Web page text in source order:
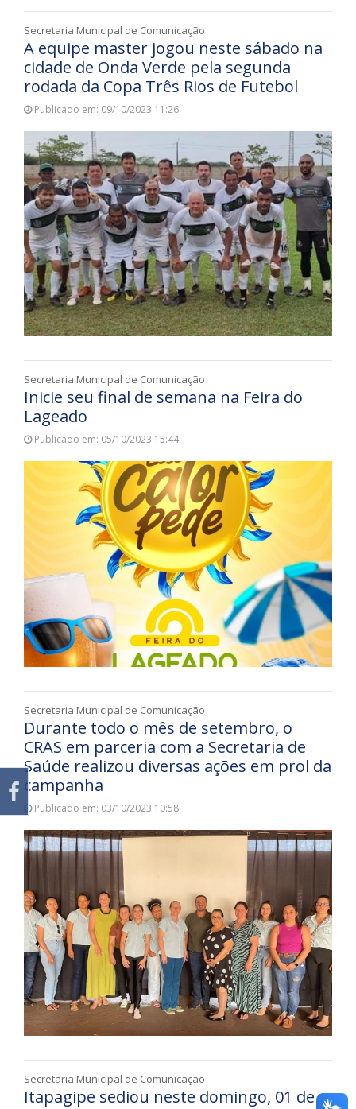
Secretaria Municipal de Comunicação
A equipe master jogou neste sábado na
cidade de Onda Verde pela segunda
rodada da Copa Três Rios de Futebol
Publicado em: 09/10/2023 11:26
Secretaria Municipal de Comunicação
Inicie seu final de semana na Feira do
Lageado
Publicado em: 05/10/2023 15:44
Secretaria Municipal de Comunicação
Durante todo o mês de setembro, o
CRAS em parceria com a Secretaria de
Saúde realizou diversas ações em prol da
campanha
Publicado em: 03/10/2023 10:58
Secretaria Municipal de Comunicação
Itapagipe sediou neste domingo, 01 de